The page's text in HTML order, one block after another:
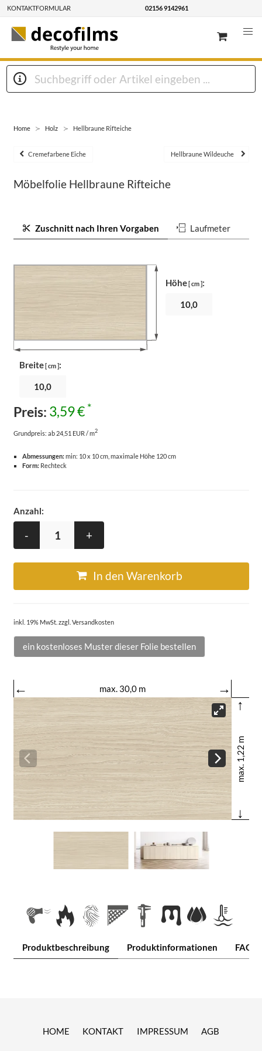
KONTAKTFORMULAR 02156 9142961
Home Holz Hellbraune Rifteiche
Cremefarbene Eiche Hellbraune Wildeuche
Möbelfolie Hellbraune Rifteiche
Zuschnitt nach Ihren Vorgaben Laufmeter
Breite[ cm ]:
Höhe[ cm ]:
Preis: 3,59 € *
Grundpreis: ab 24,51 EUR / m2
Abmessungen:min: 10 x 10 cm, maximale Höhe 120 cm
Form:Rechteck
Anzahl:
- +
In den Warenkorb
inkl. 19% MwSt. zzgl. Versandkosten
ein kostenloses Muster dieser Folie bestellen
← max. 30,0 m
→
↑
max. 1,22 m
↓
Produktbeschreibung Produktinformationen FAQ
HOME KONTAKT IMPRESSUM AGB